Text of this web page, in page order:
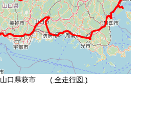
山口県萩市 ( 全走行図 )